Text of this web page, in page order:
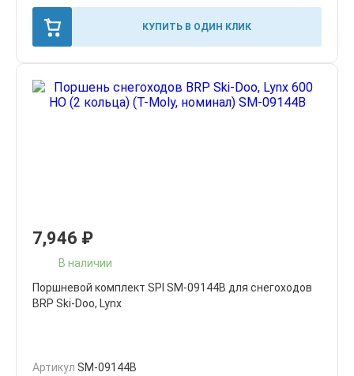
КУПИТЬ В ОДИН КЛИК
7,946 ₽
В наличии
Поршневой комплект SPI SM-09144B для снегоходов
BRP Ski-Doo, Lynx
Артикул SM-09144B